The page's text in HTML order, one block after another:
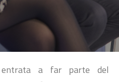
a far parte del